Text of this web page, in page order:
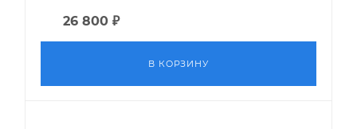
26 800 ₽
В КОРЗИНУ